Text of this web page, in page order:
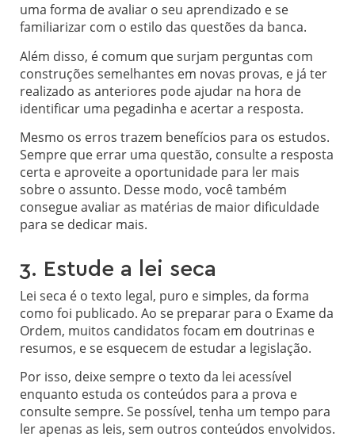
uma forma de avaliar o seu aprendizado e se
familiarizar com o estilo das questões da banca.
Além disso, é comum que surjam perguntas com
construções semelhantes em novas provas, e já ter
realizado as anteriores pode ajudar na hora de
identificar uma pegadinha e acertar a resposta.
Mesmo os erros trazem benefícios para os estudos.
Sempre que errar uma questão, consulte a resposta
certa e aproveite a oportunidade para ler mais
sobre o assunto. Desse modo, você também
consegue avaliar as matérias de maior dificuldade
para se dedicar mais.
3. Estude a lei seca
Lei seca é o texto legal, puro e simples, da forma
como foi publicado. Ao se preparar para o Exame da
Ordem, muitos candidatos focam em doutrinas e
resumos, e se esquecem de estudar a legislação.
Por isso, deixe sempre o texto da lei acessível
enquanto estuda os conteúdos para a prova e
consulte sempre. Se possível, tenha um tempo para
ler apenas as leis, sem outros conteúdos envolvidos.